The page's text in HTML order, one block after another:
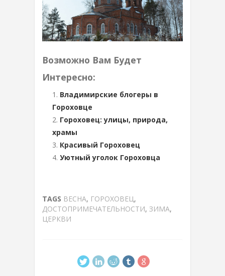
Возможно Вам Будет
Интересно:
Владимирские блогеры в
Гороховце
Гороховец: улицы, природа,
храмы
Красивый Гороховец
Уютный уголок Гороховца
TAGS ВЕСНА, ГОРОХОВЕЦ,
ДОСТОПРИМЕЧАТЕЛЬНОСТИ, ЗИМА,
ЦЕРКВИ